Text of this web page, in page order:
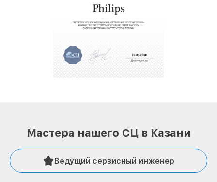
Мастера нашего СЦ в Казани
Ведущий сервисный инженер